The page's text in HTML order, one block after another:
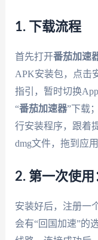
1. 下载流程
首先打开番茄加速
APK安装包，点击
指引，暂时切换
“番茄加速器”下载
行安装程序，跟着
dmg文件，拖到应
2. 第一次使
安装好后，注册一
会有“回国加速”的